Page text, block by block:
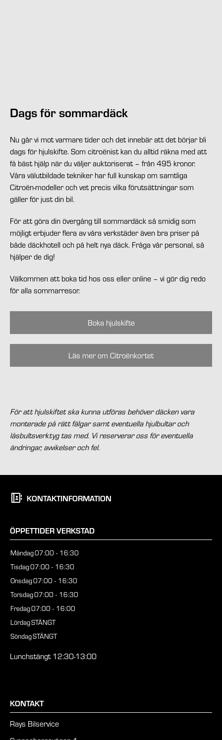
Dags för sommardäck
Nu går vi mot varmare tider och det innebär att det börjar bli
dags för hjulskifte. Som citroënist kan du alltid räkna med att
få bäst hjälp när du väljer auktoriserat – från 495 kronor.
Våra välutbildade tekniker har full kunskap om samtliga
Citroën-modeller och vet precis vilka förutsättningar som
gäller för just din bil.
För att göra din övergång till sommardäck så smidig som
möjligt erbjuder flera av våra verkstäder även bra priser på
både däckhotell och på helt nya däck. Fråga vår personal, så
hjälper de dig!
Välkommen att boka tid hos oss eller online – vi gör dig redo
för alla sommarresor.
Boka hjulskifte
Läs mer om Citroënkortet
För att hjulskiftet ska kunna utföras behöver däcken vara
monterade på rätt fälgar samt eventuella hjulbultar och
låsbultsverktyg tas med. Vi reserverar oss för eventuella
ändringar, avvikelser och fel.
KONTAKTINFORMATION
ÖPPETTIDER VERKSTAD
Måndag07:00 - 16:30
Tisdag07:00 - 16:30
Onsdag07:00 - 16:30
Torsdag07:00 - 16:30
Fredag07:00 - 16:00
LördagSTÄNGT
SöndagSTÄNGT
Lunchstängt 12:30-13:00
KONTAKT
Rays Bilservice